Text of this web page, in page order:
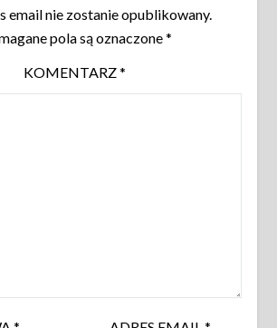
email nie zostanie opublikowany.
pola są oznaczone*
KOMENTARZ*